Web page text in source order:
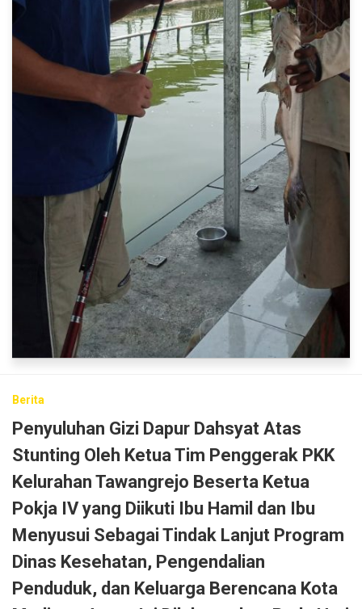
Berita
Penyuluhan Gizi Dapur Dahsyat Atas
Stunting Oleh Ketua Tim Penggerak PKK
Kelurahan Tawangrejo Beserta Ketua
Pokja IV yang Diikuti Ibu Hamil dan Ibu
Menyusui Sebagai Tindak Lanjut Program
Dinas Kesehatan, Pengendalian
Penduduk, dan Keluarga Berencana Kota